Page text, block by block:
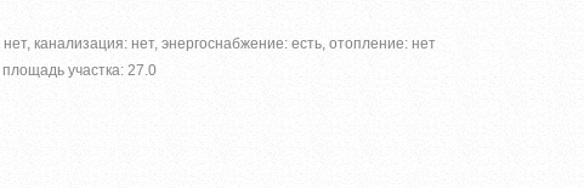
канализация: нет, энергоснабжение: есть, отопление: нет
участка: 27.0